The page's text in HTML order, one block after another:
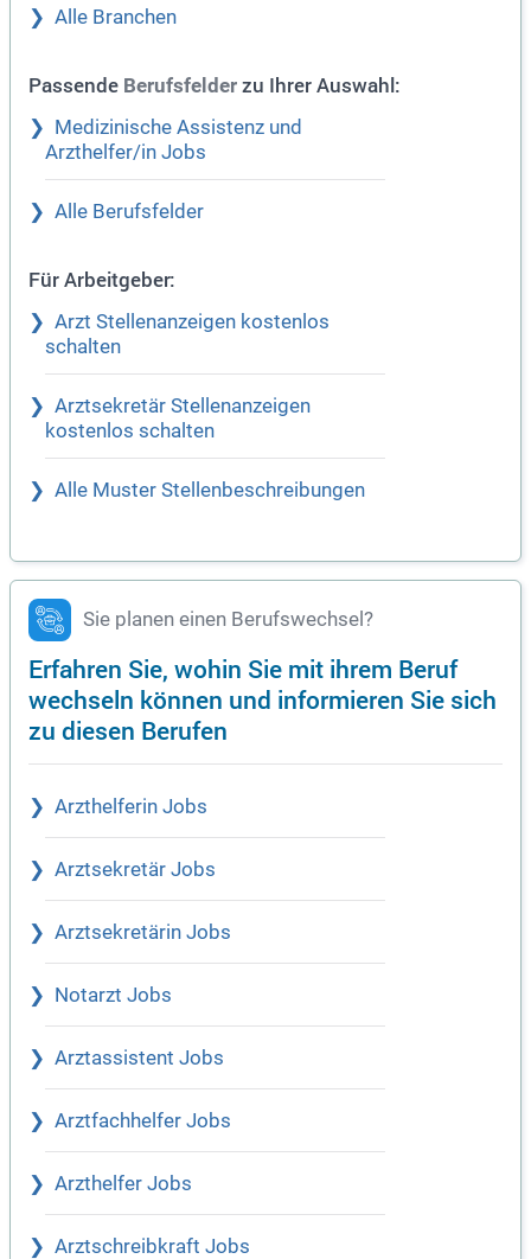
Alle Branchen
Passende Berufsfelder zu Ihrer Auswahl:
Medizinische Assistenz und
Arzthelfer/in Jobs
Alle Berufsfelder
Für Arbeitgeber:
Arzt Stellenanzeigen kostenlos
schalten
Arztsekretär Stellenanzeigen
kostenlos schalten
Alle Muster Stellenbeschreibungen
Sie planen einen Berufswechsel?
Erfahren Sie, wohin Sie mit ihrem Beruf
wechseln können und informieren Sie sich
zu diesen Berufen
Arzthelferin Jobs
Arztsekretär Jobs
Arztsekretärin Jobs
Notarzt Jobs
Arztassistent Jobs
Arztfachhelfer Jobs
Arzthelfer Jobs
Arztschreibkraft Jobs